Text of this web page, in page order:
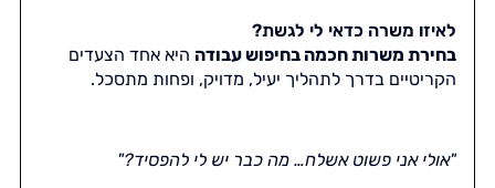
לאיזו משרה כדאי לי לגשת?
בחירת משרות חכמה בחיפוש עבודה היא אחד הצעדים
הקריטיים בדרך לתהליך יעיל, מדויק, ופחות מתסכל.
"אולי אני פשוט אשלח… מה כבר יש לי להפסיד?"